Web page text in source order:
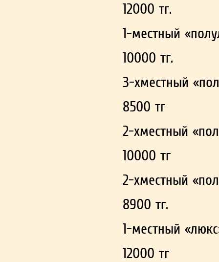
12000 тг.
1-местный
10000 тг.
3-хместный
8500 тг
2-хместный
10000 тг
2-хместный
8900 тг.
1-местный
12000 тг